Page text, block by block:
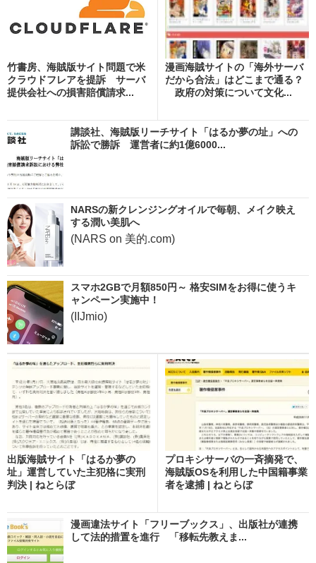
竹書房、海賊版サイト問題で米
クラウドフレアを提訴 サーバ
提供会社への損害賠償請求...
漫画海賊サイトの「海外サーバ
だから合法」はどこまで通る？
政府の対策について文化...
講談社、海賊版リーチサイト「はるか夢の址」への
訴訟で勝訴 運営者に約1億6000...
NARSの新クレンジングオイルで毎朝、メイク映え
する潤い美肌へ
(NARS on 美的.com)
スマホ2GBで月額850円～ 格安SIMをお得に使うキ
ャンペーン実施中！
(IIJmio)
出版海賊サイト「はるか夢の
址」運営していた主犯格に実刑
判決 | ねとらぼ
プロキシサーバの一斉摘発で、
海賊版OSを利用した中国籍事業
者を逮捕 | ねとらぼ
漫画違法サイト「フリーブックス」、出版社が連携
して法的措置を進行 「移転先教えま...